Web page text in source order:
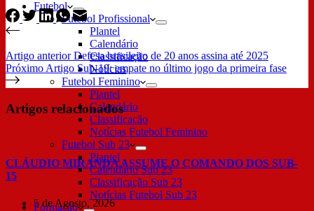
Futebol
Futebol Profissional
Plantel
Calendário
Classificação
Notícias
Futebol Feminino
Plantel
Calendário
Classificação
Notícias Futebol Feminino
Futebol Sub 23
Plantel
Calendário Sub 23
Classificação Sub 23
Notícias Futebol Sub 23
Formação
Artigo anteriorDefesa brasileiro de 20 anos assina até 2025
Próximo Artigo Sub-19: empate no último jogo da primeira fase
Artigos relacionados
CLÁUDIO MIRANDA ASSUME O COMANDO DOS SUB-
15
5 de Agosto, 2026